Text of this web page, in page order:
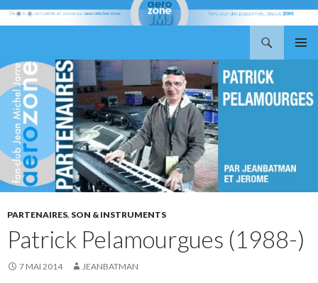
AU
CONTENU
PARTENAIRES, SON & INSTRUMENTS
Patrick Pelamourgues (1988-)
7 MAI 2014 JEANBATMAN